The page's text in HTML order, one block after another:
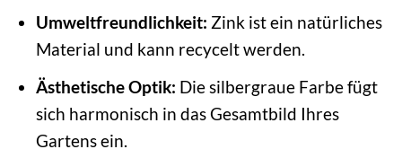
Umweltfreundlichkeit: Zink ist ein natürliches
Material und kann recycelt werden.
Ästhetische Optik: Die silbergraue Farbe fügt
sich harmonisch in das Gesamtbild Ihres
Gartens ein.